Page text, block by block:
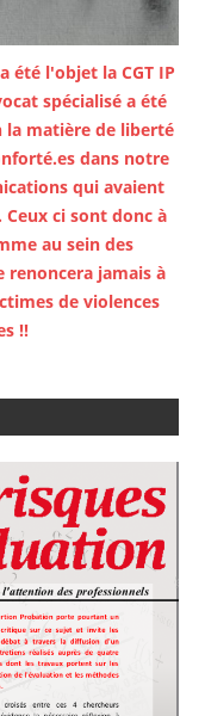
été l'objet la CGT IP
spécialisé a été
la matière de liberté
dans notre
qui avaient
ci sont donc à
au sein des
renoncera jamais à
de violences
!!